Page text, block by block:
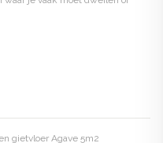
voegen of naden.
gietvloer Agave 5m2